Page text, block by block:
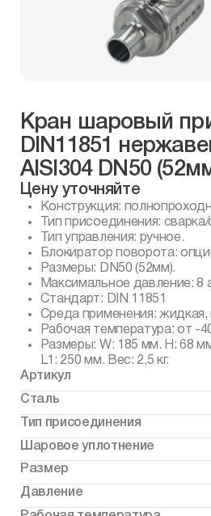
Кран шаровый
DIN11851
AISI304 DN50
Цену уточняйте
Конструкция:
Тип присоединения: сварка/
Тип управления: ручное.
Блокиратор поворота:
Размеры: DN50 (52мм).
Максимальное давление: 8
Стандарт: DIN 11851
Среда применения: жидкая,
Рабочая температура: от -
Размеры: W: 185 мм. H: 68
L1: 250 мм. Вес: 2,5 кг.
Артикул
Сталь
Тип присоединения
Шаровое уплотнение
Размер
Давление